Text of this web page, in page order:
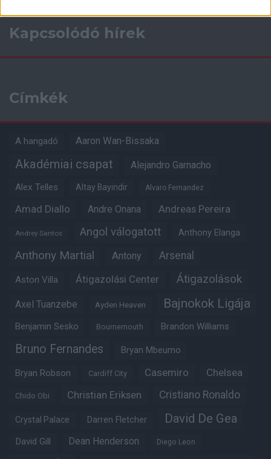
Kapcsolódó hírek
Címkék
A hangadó Aaron Wan-Bissaka
Akadémiai csapat Alejandro Garnacho
Alex Telles Altay Bayindir Alvaro Fernandez
Amad Diallo Andre Onana Andreas Pereira
Andrey Santos Angol válogatott Anthony Elanga
Anthony Martial Antony Arsenal
Aston Villa Átigazolási Center Átigazolások
Axel Tuanzebe Ayden Heaven Bajnokok Ligája
Benjamin Sesko Bournemouth Brandon Williams
Bruno Fernandes Bryan Mbeumo
Bryan Robson Cardiff City Casemiro Chelsea
Chido Obi Christian Eriksen Cristiano Ronaldo
Crystal Palace Darren Fletcher David De Gea
David Gill Dean Henderson Diego Leon